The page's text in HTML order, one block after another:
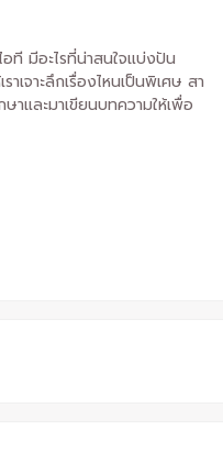
ที มีอะไรที่น่าสนใจแบ่งปัน
าเจาะลึกเรื่องไหนเป็นพิเศษ สา
าและมาเขียนบทความให้เพื่อ